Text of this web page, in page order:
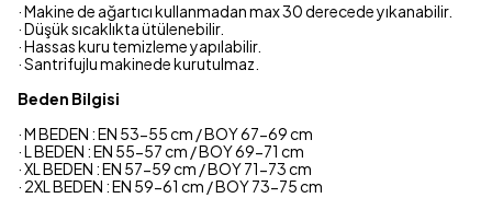
· Makine de ağartıcı kullanmadan max 30 derecede yıkanabilir.
· Düşük sıcaklıkta ütülenebilir.
· Hassas kuru temizleme yapılabilir.
· Santrifujlu makinede kurutulmaz.
Beden Bilgisi
· M BEDEN : EN 53-55 cm / BOY 67-69 cm
· L BEDEN : EN 55-57 cm / BOY 69-71 cm
· XL BEDEN : EN 57-59 cm / BOY 71-73 cm
· 2XL BEDEN : EN 59-61 cm / BOY 73-75 cm